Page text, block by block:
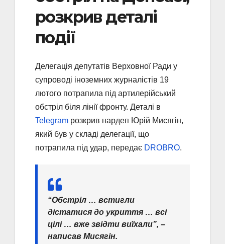
розкрив деталі
події
Делегація депутатів Верховної Ради у
супроводі іноземних журналістів 19
лютого потрапила під артилерійський
обстріл біля лінії фронту. Деталі в
Telegram розкрив нардеп Юрій Мисягін,
який був у складі делегації, що
потрапила під удар, передає DROBRO.
“Обстріл … встигли
дістатися до укриття … всі
цілі … вже звідти виїхали”, –
написав Мисягін.